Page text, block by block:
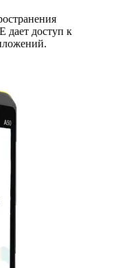
дает доступ к